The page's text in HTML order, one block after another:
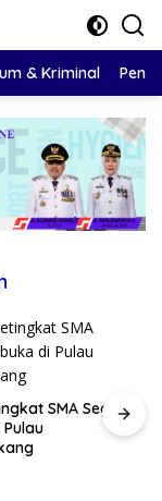
& Kriminal
SMA Segera